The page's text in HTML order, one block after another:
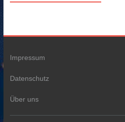
Impressum
Datenschutz
Über uns